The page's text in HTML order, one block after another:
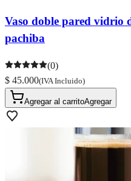
Vaso doble pared vidrio
pachiba
(0)
$ 45.000(IVA Incluido)
Agregar al carritoAgregar